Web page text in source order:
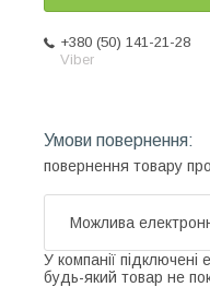
+380 (50) 141-21-28
Viber
повернення товару
У компанії
будь-який товар не